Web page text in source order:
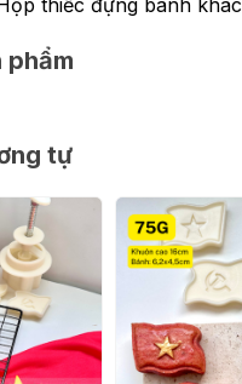
thiếc đựng bánh khác
phẩm
tự